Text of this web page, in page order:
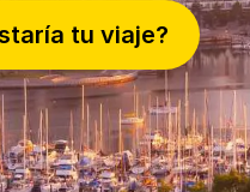
tu viaje?